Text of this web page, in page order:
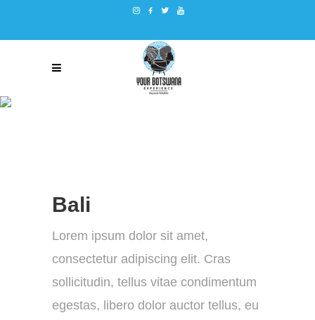
Bali
Lorem ipsum dolor sit amet,
consectetur adipiscing elit. Cras
sollicitudin, tellus vitae condimentum
egestas, libero dolor auctor tellus, eu